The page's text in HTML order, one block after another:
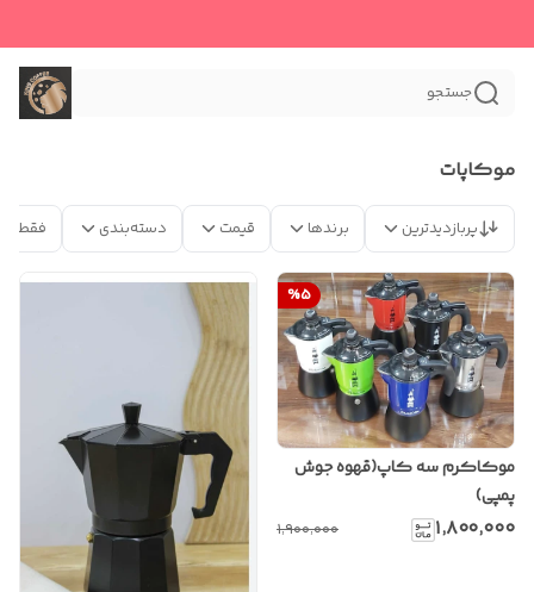
جستجو
موکاپات
پربازدیدترین برندها قیمت دسته‌بندی فقط
%5
موکاکرم سه کاپ(قهوه جوش
پمپی)
۱٬۸۰۰٬۰۰۰ ۱٬۹۰۰٬۰۰۰